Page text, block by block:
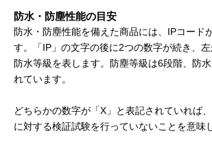
防水・防塵性能の目安
防水・防塵性能を備えた商品には、IPコード
す。「IP」の文字の後に2つの数字が続き、
防水等級を表します。防塵等級は6段階、防
れています。
どちらかの数字が「X」と表記されていれば
に対する検証試験を行っていないことを意味